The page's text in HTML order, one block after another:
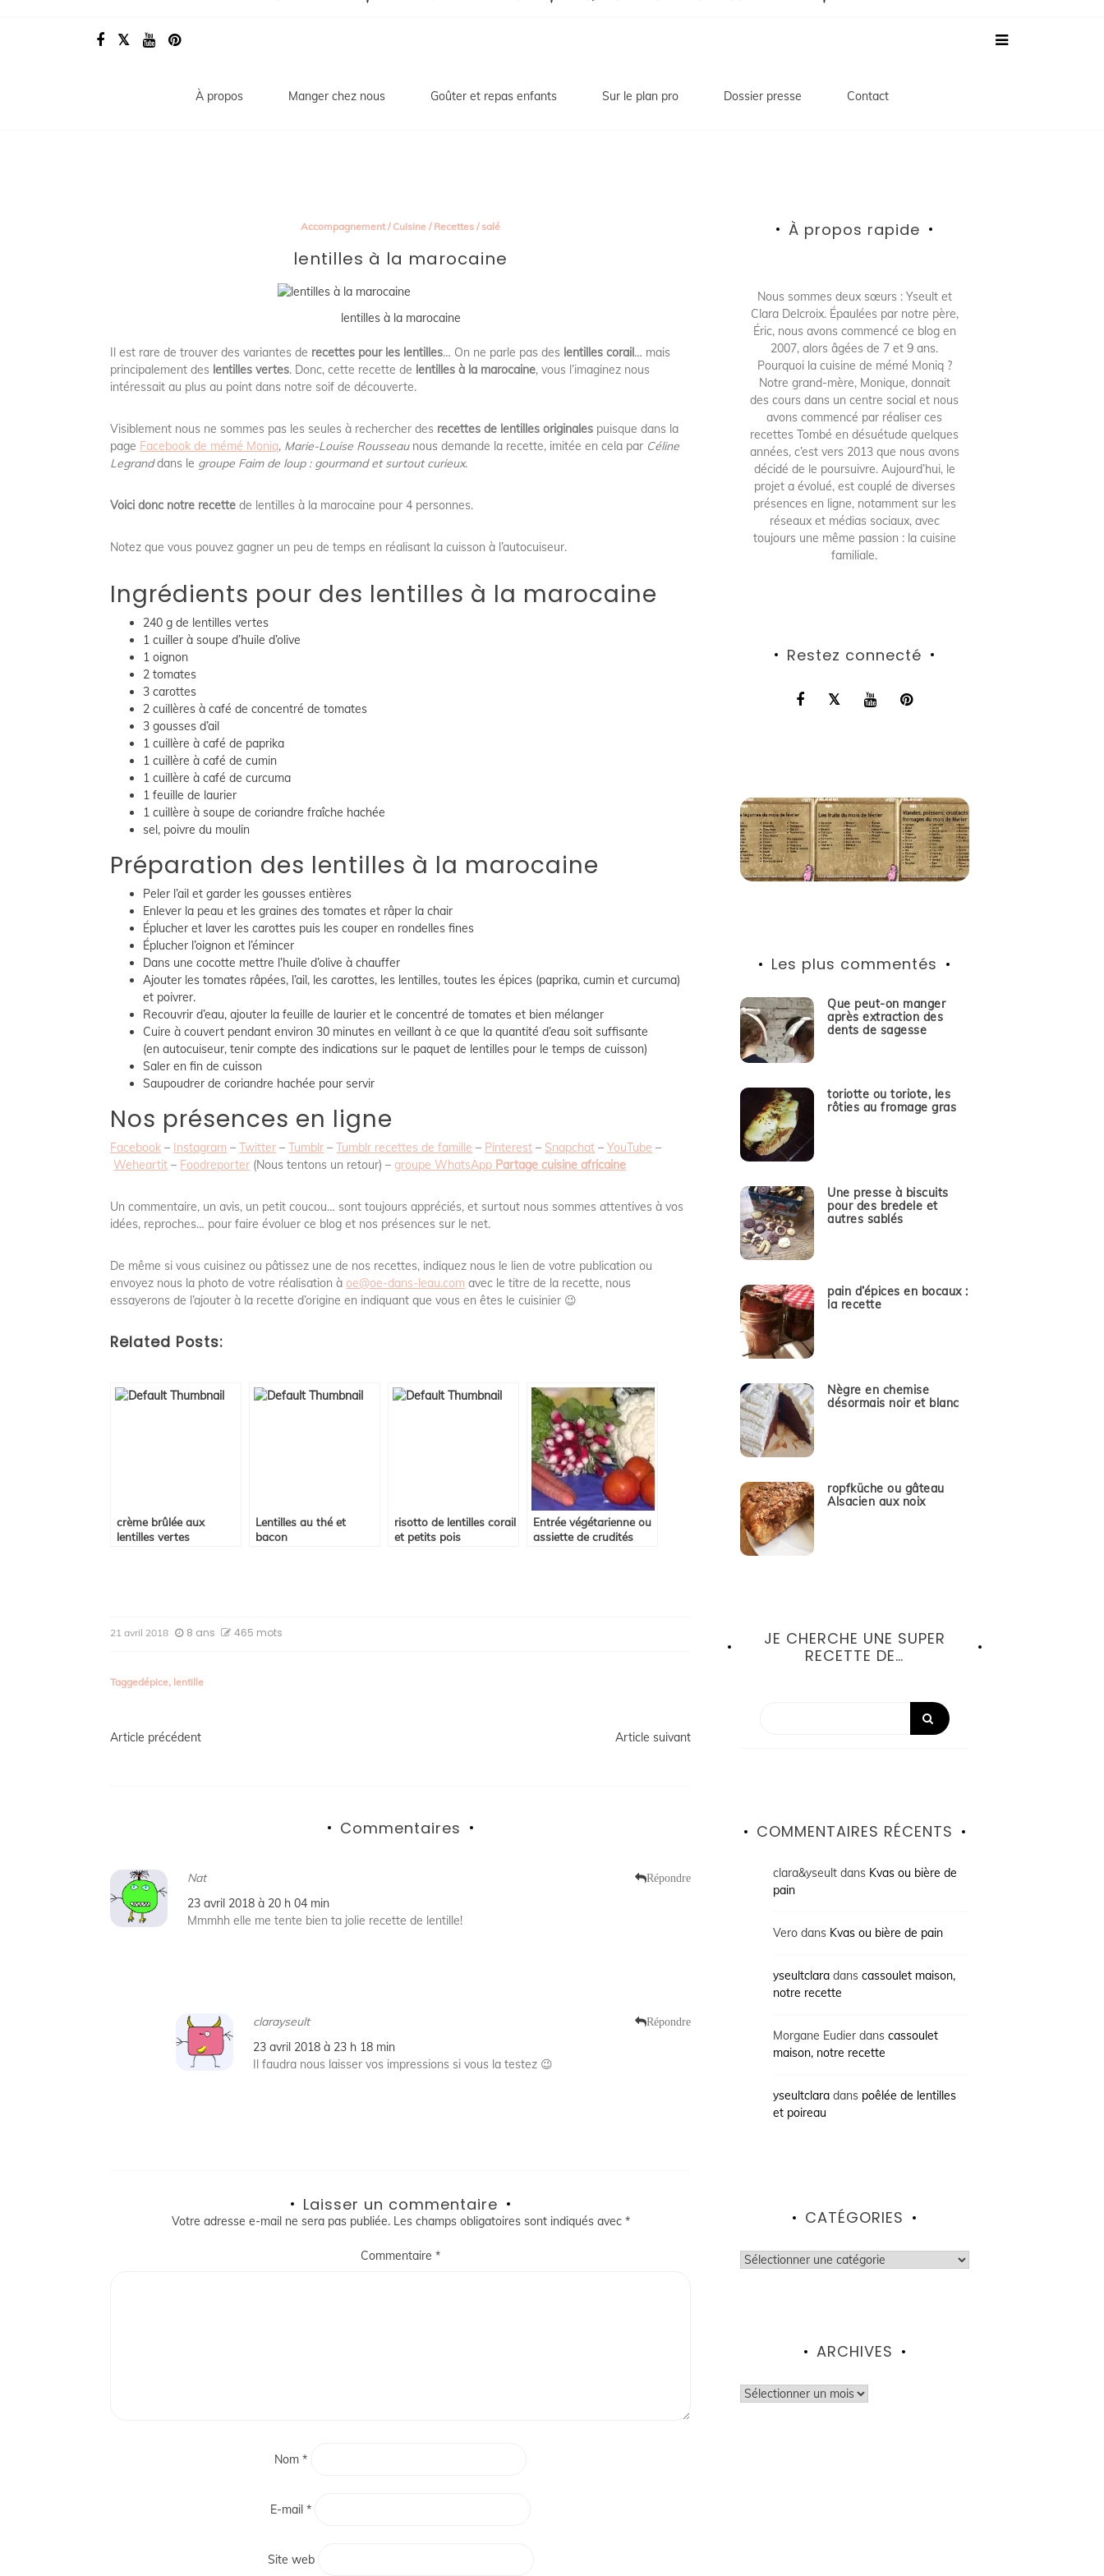
À propos Manger chez nous Goûter et repas enfants Sur le plan pro Dossier presse Contact
Accompagnement/ Cuisine / Recettes / salé
lentilles à la marocaine
lentilles à la marocaine
Il est rare de trouver des variantes de recettes pour les lentilles… On ne parle pas des lentilles corail… mais
principalement des lentilles vertes. Donc, cette recette de lentilles à la marocaine, vous l’imaginez nous
intéressait au plus au point dans notre soif de découverte.
Visiblement nous ne sommes pas les seules à rechercher des recettes de lentilles originales puisque dans la
page Facebook de mémé Moniq, Marie-Louise Rousseaunous demande la recette, imitée en cela par Céline
Legranddans le groupe Faim de loup : gourmand et surtout curieux.
Voici donc notre recette de lentilles à la marocaine pour 4 personnes.
Notez que vous pouvez gagner un peu de temps en réalisant la cuisson à l’autocuiseur.
Ingrédients pour des lentilles à la marocaine
240 g de lentilles vertes
1 cuiller à soupe d’huile d’olive
1 oignon
2 tomates
3 carottes
2 cuillères à café de concentré de tomates
3 gousses d’ail
1 cuillère à café de paprika
1 cuillère à café de cumin
1 cuillère à café de curcuma
1 feuille de laurier
1 cuillère à soupe de coriandre fraîche hachée
sel, poivre du moulin
Préparation des lentilles à la marocaine
Peler l’ail et garder les gousses entières
Enlever la peau et les graines des tomates et râper la chair
Éplucher et laver les carottes puis les couper en rondelles fines
Éplucher l’oignon et l’émincer
Dans une cocotte mettre l’huile d’olive à chauffer
Ajouter les tomates râpées, l’ail, les carottes, les lentilles, toutes les épices (paprika, cumin et curcuma)
et poivrer.
Recouvrir d’eau, ajouter la feuille de laurier et le concentré de tomates et bien mélanger
Cuire à couvert pendant environ 30 minutes en veillant à ce que la quantité d’eau soit suffisante
(en autocuiseur, tenir compte des indications sur le paquet de lentilles pour le temps de cuisson)
Saler en fin de cuisson
Saupoudrer de coriandre hachée pour servir
Nos présences en ligne
Facebook – Instagram –Twitter –Tumblr –Tumblr recettes de famille – Pinterest – Snapchat –YouTube –
Weheartit – Foodreporter (Nous tentons un retour) –groupe WhatsApp Partage cuisine africaine
Un commentaire, un avis, un petit coucou… sont toujours appréciés, et surtout nous sommes attentives à vos
idées, reproches… pour faire évoluer ce blog et nos présences sur le net.
De même si vous cuisinez ou pâtissez une de nos recettes, indiquez nous le lien de votre publication ou
envoyez nous la photo de votre réalisation àoe@oe-dans-leau.com avec le titre de la recette, nous
essayerons de l’ajouter à la recette d’origine en indiquant que vous en êtes le cuisinier 😉
Related Posts:
crème brûlée aux
lentilles vertes
Lentilles au thé et
bacon
risotto de lentilles corail
et petits pois
Entrée végétarienne ou
assiette de crudités
21 avril 2018 8 ans 465 mots
Taggedépice, lentille
Navigation
Article précédent Article suivant
Commentaires
Nat Répondre
23 avril 2018 à 20 h 04 min
Mmmhh elle me tente bien ta jolie recette de lentille!
clarayseult Répondre
23 avril 2018 à 23 h 18 min
Il faudra nous laisser vos impressions si vous la testez 😉
Laisser un commentaire
Votre adresse e-mail ne sera pas publiée. Les champs obligatoires sont indiqués avec *
Commentaire*
Nom*
E-mail*
Site web
À propos rapide
Nous sommes deux sœurs : Yseult et
Clara Delcroix. Épaulées par notre père,
Éric, nous avons commencé ce blog en
2007, alors âgées de 7 et 9 ans.
Pourquoi la cuisine de mémé Moniq ?
Notre grand-mère, Monique, donnait
des cours dans un centre social et nous
avons commencé par réaliser ces
recettes Tombé en désuétude quelques
années, c’est vers 2013 que nous avons
décidé de le poursuivre. Aujourd’hui, le
projet a évolué, est couplé de diverses
présences en ligne, notamment sur les
réseaux et médias sociaux, avec
toujours une même passion : la cuisine
familiale.
Restez connecté
Les plus commentés
Que peut-on manger
après extraction des
dents de sagesse
toriotte ou toriote, les
rôties au fromage gras
Une presse à biscuits
pour des bredele et
autres sablés
pain d’épices en bocaux :
la recette
Nègre en chemise
désormais noir et blanc
ropfküche ou gâteau
Alsacien aux noix
JE CHERCHE UNE SUPER
RECETTE DE…
COMMENTAIRES RÉCENTS
clara&yseult dans Kvas ou bière de
pain
Vero dans Kvas ou bière de pain
yseultclara danscassoulet maison,
notre recette
Morgane Eudier danscassoulet
maison, notre recette
yseultclara dans poêlée de lentilles
et poireau
CATÉGORIES
Catégories
ARCHIVES
Archives